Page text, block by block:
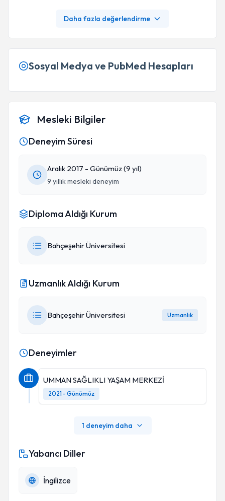
Daha fazla değerlendirme
Sosyal Medya ve PubMed Hesapları
Mesleki Bilgiler
Deneyim Süresi
Aralık 2017 - Günümüz (9 yıl)
9 yıllık mesleki deneyim
Diploma Aldığı Kurum
Bahçeşehir Üniversitesi
Uzmanlık Aldığı Kurum
Bahçeşehir Üniversitesi Uzmanlık
Deneyimler
UMMAN SAĞLIKLI YAŞAM MERKEZİ
2021 - Günümüz
1 deneyim daha
Yabancı Diller
İngilizce